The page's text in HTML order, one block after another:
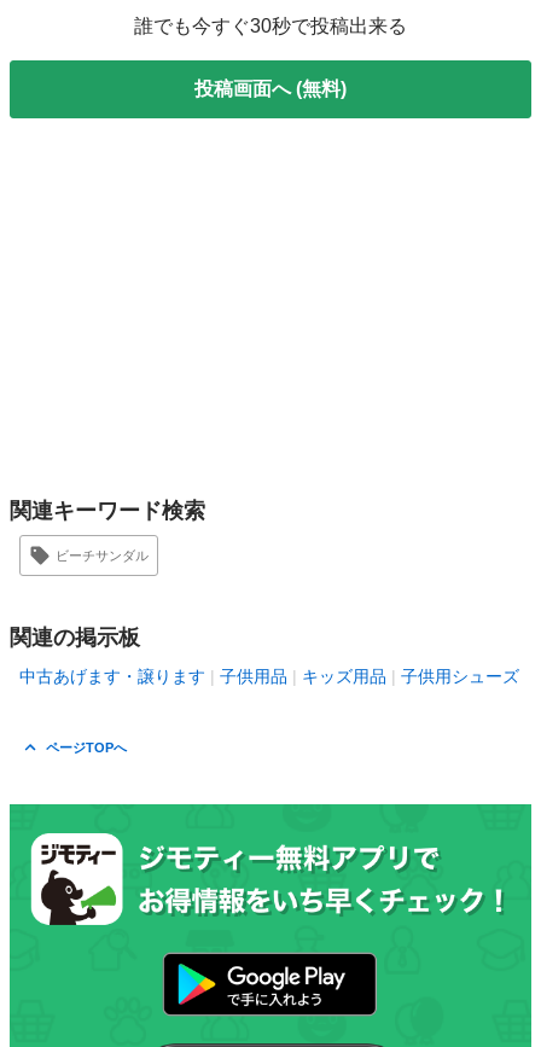
誰でも今すぐ30秒で投稿出来る
投稿画面へ (無料)
関連キーワード検索
ビーチサンダル
関連の掲示板
中古あげます・譲ります 子供用品 キッズ用品 子供用シューズ
ページTOPへ